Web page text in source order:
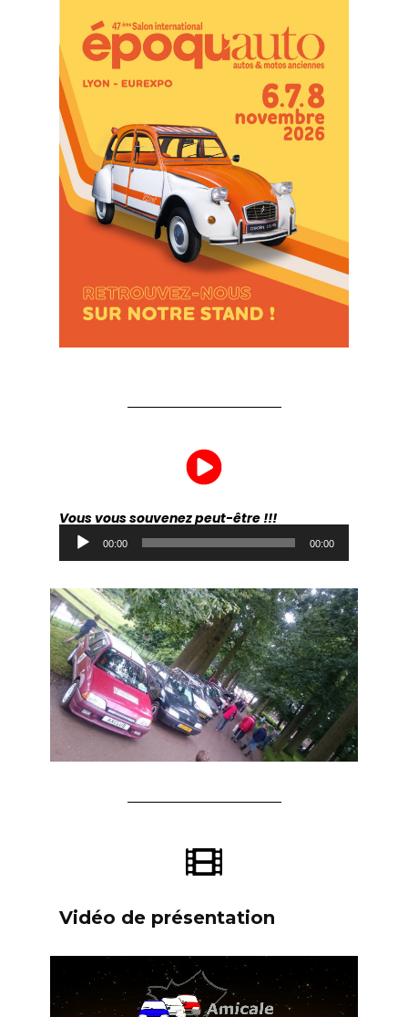
Vous vous souvenez peut-être !!!
Lecteur
audio
00:00 00:00
Vidéo de présentation